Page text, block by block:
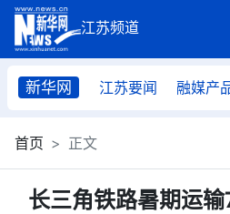
新华网 江苏要闻 融媒产
首页 正文
长三角铁路暑期运